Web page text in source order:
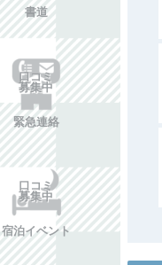
書道
口コミ
募集中
緊急連絡
口コミ
募集中
宿泊イベント